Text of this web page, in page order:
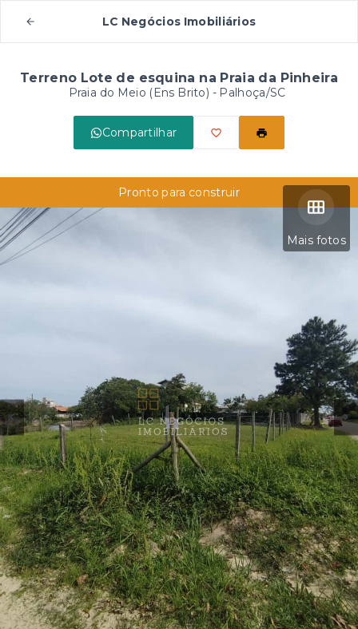
LC Negócios Imobiliários
Terreno Lote de esquina na Praia da Pinheira
Praia do Meio (Ens Brito) - Palhoça/SC
Compartilhar
Mais fotos
Pronto para construir